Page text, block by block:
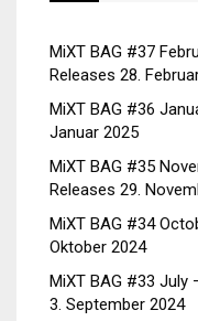
MiXT BAG #37
Releases 28.
MiXT BAG #36
Januar 2025
MiXT BAG #35
Releases 29.
MiXT BAG #34
Oktober 2024
MiXT BAG #33 July
3. September 2024